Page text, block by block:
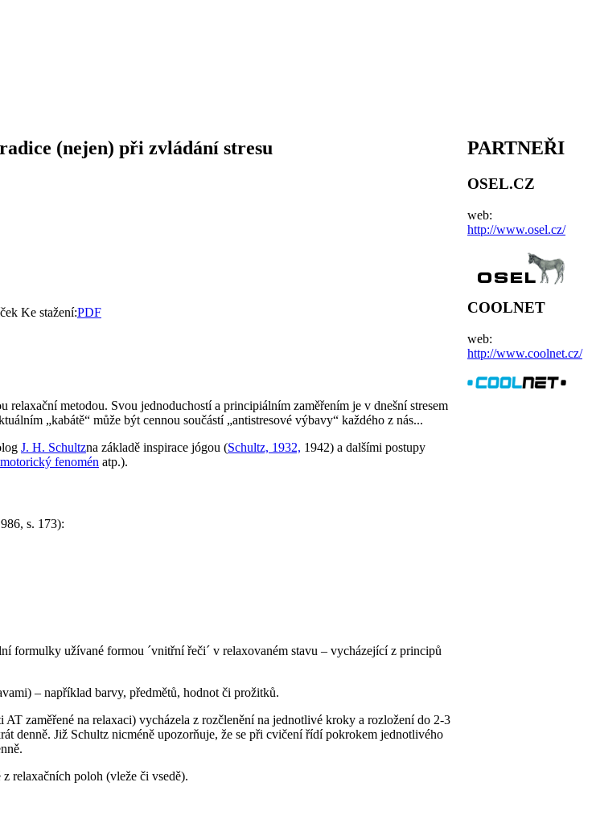
(nejen) při zvládání stresu
Ke stažení:PDF
relaxační metodou. Svou jednoduchostí a principiálním zaměřením je v dnešní stresem
„kabátě“ může být cennou součástí „antistresové výbavy“ každého z nás...
J. H. Schultzna základě inspirace jógou (Schultz, 1932, 1942) a dalšími postupy
fenomén atp.).
s. 173):
formulky užívané formou ´vnitřní řeči´ v relaxovaném stavu – vycházející z principů
– například barvy, předmětů, hodnot či prožitků.
zaměřené na relaxaci) vycházela z rozčlenění na jednotlivé kroky a rozložení do 2-3
denně. Již Schultz nicméně upozorňuje, že se při cvičení řídí pokrokem jednotlivého
relaxačních poloh (vleže či vsedě).
PARTNEŘI
OSEL.CZ
web:
http://www.osel.cz/
COOLNET
web:
http://www.coolnet.cz/